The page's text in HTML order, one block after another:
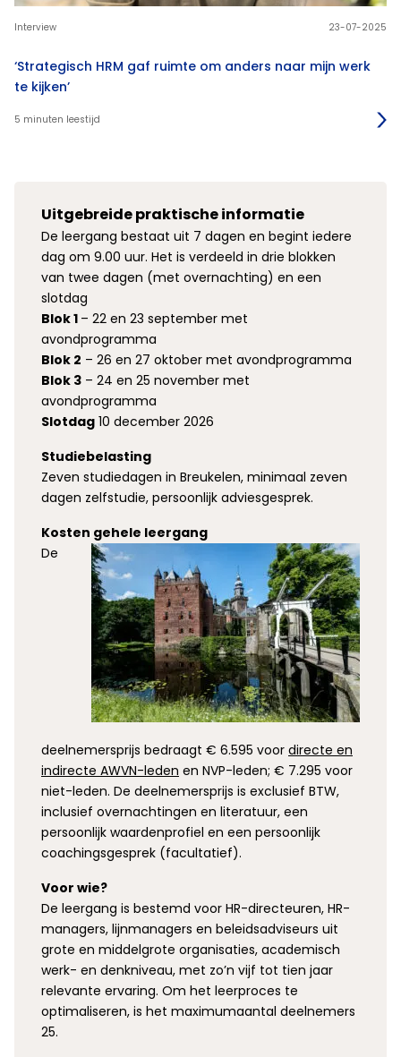
‘Strategisch HRM gaf ruimte om anders naar mijn werk
te kijken’
Interview 23-07-2025
5 minuten leestijd
Uitgebreide praktische informatie
De leergang bestaat uit 7 dagen en begint iedere
dag om 9.00 uur. Het is verdeeld in drie blokken
van twee dagen (met overnachting) en een
slotdag
Blok 1 – 22 en 23 september met
avondprogramma
Blok 2 – 26 en 27 oktober met avondprogramma
Blok 3 – 24 en 25 november met
avondprogramma
Slotdag 10 december 2026
Studiebelasting
Zeven studiedagen in Breukelen, minimaal zeven
dagen zelfstudie, persoonlijk adviesgesprek.
Kosten gehele leergang
De
deelnemersprijs bedraagt € 6.595 voor directe en
indirecte AWVN-leden en NVP-leden; € 7.295 voor
niet-leden. De deelnemersprijs is exclusief BTW,
inclusief overnachtingen en literatuur, een
persoonlijk waardenprofiel en een persoonlijk
coachingsgesprek (facultatief).
Voor wie?
De leergang is bestemd voor HR-directeuren, HR-
managers, lijnmanagers en beleidsadviseurs uit
grote en middelgrote organisaties, academisch
werk- en denkniveau, met zo’n vijf tot tien jaar
relevante ervaring. Om het leerproces te
optimaliseren, is het maximumaantal deelnemers
25.